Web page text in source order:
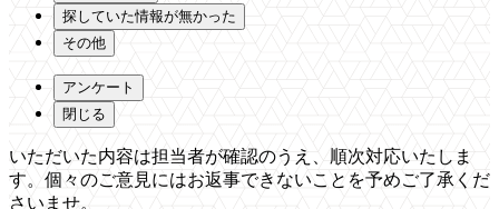
探していた情報が無かった
その他
アンケート
閉じる
いただいた内容は担当者が確認のうえ、順次対応いたしま
す。個々のご意見にはお返事できないことを予めご了承くだ
さいませ。